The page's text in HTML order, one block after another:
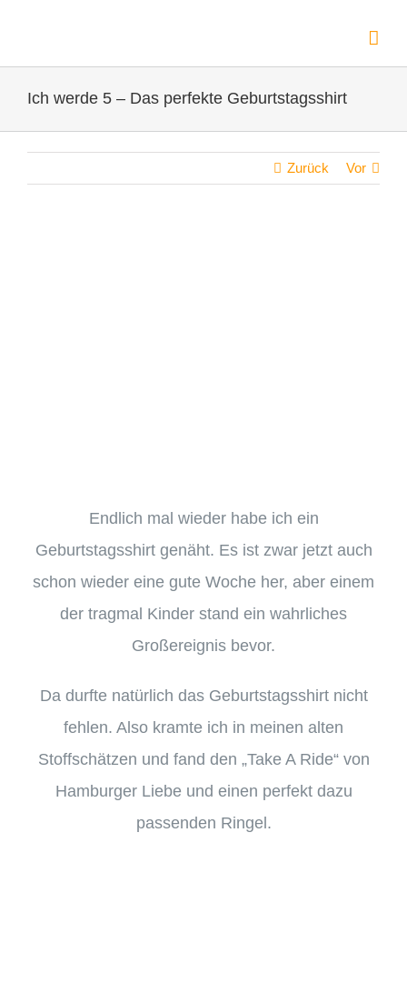
springen
Ich werde 5 – Das perfekte Geburtstagsshirt
Zurück Vor
Endlich mal wieder habe ich ein
Geburtstagsshirt genäht. Es ist zwar jetzt auch
schon wieder eine gute Woche her, aber einem
der tragmal Kinder stand ein wahrliches
Großereignis bevor.
Da durfte natürlich das Geburtstagsshirt nicht
fehlen. Also kramte ich in meinen alten
Stoffschätzen und fand den „Take A Ride“ von
Hamburger Liebe und einen perfekt dazu
passenden Ringel.